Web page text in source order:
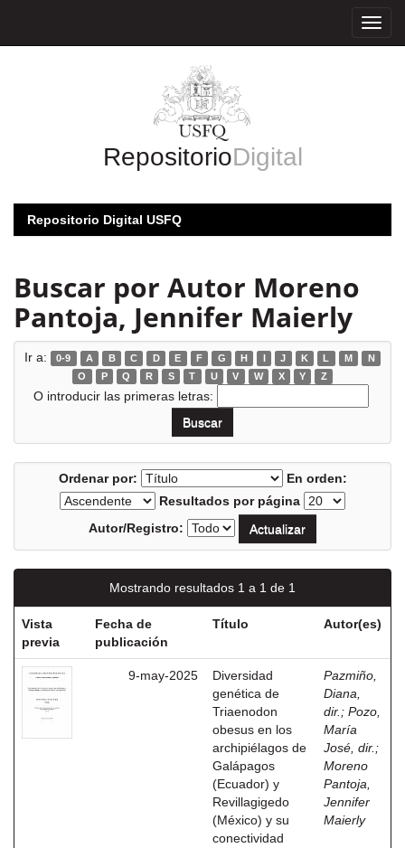
RepositorioDigital
Repositorio Digital USFQ
Buscar por Autor Moreno
Pantoja, Jennifer Maierly
Ir a: 0-9 A B C D E F G H I J K L M
N
O
P Q R S T U V W X Y Z
O introducir las primeras letras:
Ordenar por:
En orden:
Resultados por página
Autor/Registro:
Mostrando resultados 1 a 1 de 1
Vista
previa
Fecha de
publicación
Título Autor(es)
9-may-2025
Diversidad
genética de
Triaenodon
obesus en los
archipiélagos de
Galápagos
(Ecuador) y
Revillagigedo
(México) y su
conectividad
Pazmiño,
Diana,
dir. ; Pozo,
María
José, dir. ;
Moreno
Pantoja,
Jennifer
Maierly